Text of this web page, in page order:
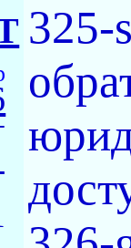
325-